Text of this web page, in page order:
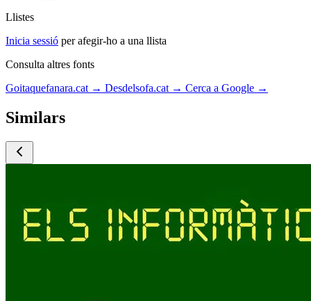
Llistes
Inicia sessió per afegir-ho a una llista
Consulta altres fonts
Goitaquefanara.cat → Desdelsofa.cat → Cerca a Google →
Similars